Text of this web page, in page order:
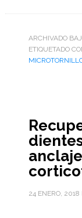
ARCHIVADO
ETIQUETADO
24 ENERO, 2018